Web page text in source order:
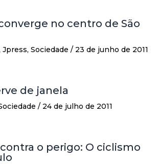
no centro de São
Jpress, Sociedade / 23 de junho de 2011
de janela
/ 24 de julho de 2011
o perigo: O ciclismo